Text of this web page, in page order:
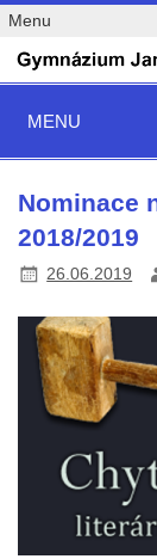
Menu
MENU
Nominace
2018/2019
26.06.2019